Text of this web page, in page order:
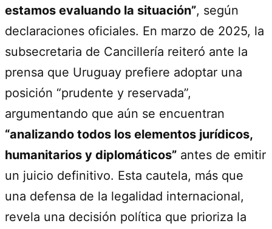
estamos evaluando la situación”, según
declaraciones oficiales. En marzo de 2025, la
subsecretaria de Cancillería reiteró ante la
prensa que Uruguay prefiere adoptar una
posición “prudente y reservada”,
argumentando que aún se encuentran
“analizando todos los elementos jurídicos,
humanitarios y diplomáticos” antes de emitir
un juicio definitivo. Esta cautela, más que
una defensa de la legalidad internacional,
revela una decisión política que prioriza la